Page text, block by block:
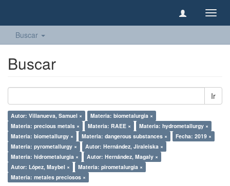
Buscar
Buscar
Ir
Autor: Villanueva, Samuel ×
Materia: biometalurgia ×
Materia: precious metals ×
Materia: RAEE ×
Materia: hydrometallurgy ×
Materia: biometallurgy ×
Materia: dangerous substances ×
Fecha: 2019 ×
Materia: pyrometallurgy ×
Autor: Hernández, Jiraleiska ×
Materia: hidrometalurgia ×
Autor: Hernández, Magaly ×
Autor: López, Maybel ×
Materia: pirometalurgia ×
Materia: metales preciosos ×